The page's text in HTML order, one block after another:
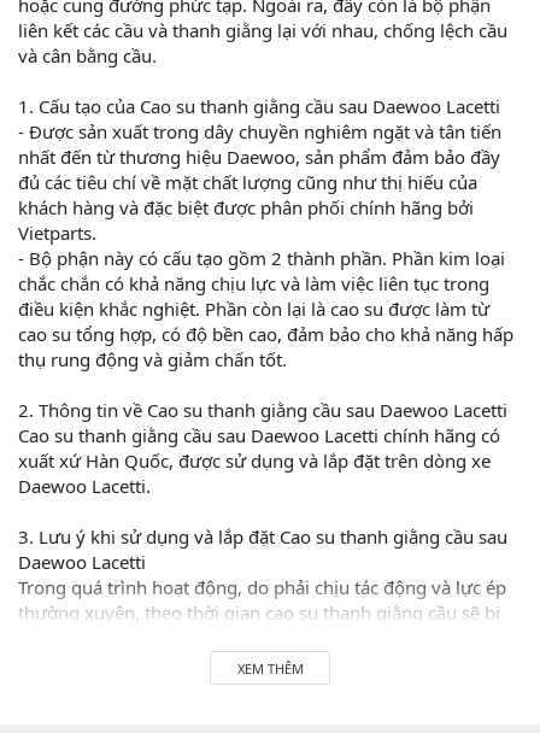
liên kết các cầu và thanh giằng lại với nhau, chống lệch cầu
và cân bằng cầu.
1. Cấu tạo của Cao su thanh giằng cầu sau Daewoo Lacetti
- Được sản xuất trong dây chuyền nghiêm ngặt và tân tiến
nhất đến từ thương hiệu Daewoo, sản phẩm đảm bảo đầy
đủ các tiêu chí về mặt chất lượng cũng như thị hiếu của
khách hàng và đặc biệt được phân phối chính hãng bởi
Vietparts.
- Bộ phận này có cấu tạo gồm 2 thành phần. Phần kim loại
chắc chắn có khả năng chịu lực và làm việc liên tục trong
điều kiện khắc nghiệt. Phần còn lại là cao su được làm từ
cao su tổng hợp, có độ bền cao, đảm bảo cho khả năng hấp
thụ rung động và giảm chấn tốt.
2. Thông tin về Cao su thanh giằng cầu sau Daewoo Lacetti
Cao su thanh giằng cầu sau Daewoo Lacetti chính hãng có
xuất xứ Hàn Quốc, được sử dụng và lắp đặt trên dòng xe
Daewoo Lacetti.
3. Lưu ý khi sử dụng và lắp đặt Cao su thanh giằng cầu sau
Daewoo Lacetti
Trong quá trình hoạt động, do phải chịu tác động và lực ép
thường xuyên, theo thời gian cao su thanh giằng cầu sẽ bị
di chuyển, nếu bạn cảm thấy xe bị rung lắc hơn bình
thường, không còn êm ái như ban đầu thì đây chính là dấu
XEM THÊM